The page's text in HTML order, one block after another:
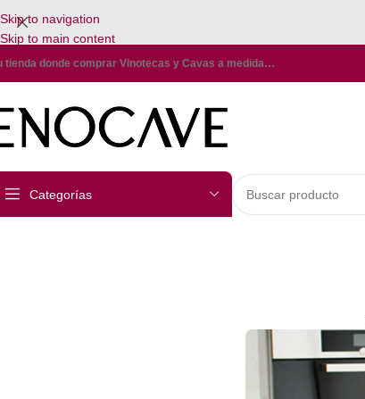
Skip to navigation
Skip to main content
tienda donde comprar Vinotecas y Cavas a medida…
Categorías